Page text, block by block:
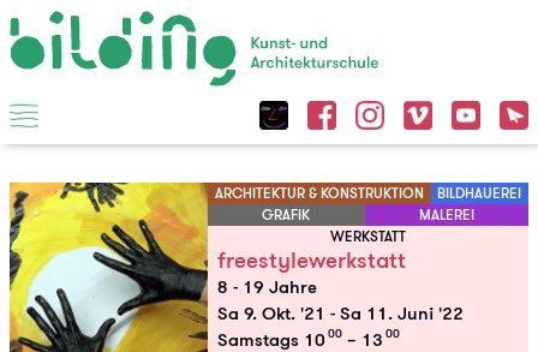
ARCHITEKTUR & KONSTRUKTION
BILDHAUEREI
GRAFIK
MALEREI
WERKSTATT
freestylewerkstatt
8 - 19 Jahre
Sa 9. Okt. '21 -Sa 11. Juni '22
Samstags 10 00 – 13 00